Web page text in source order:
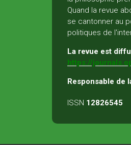
Quand la revue
se cantonner au
politiques de
La revue est
https://
Responsable de
ISSN 12826545